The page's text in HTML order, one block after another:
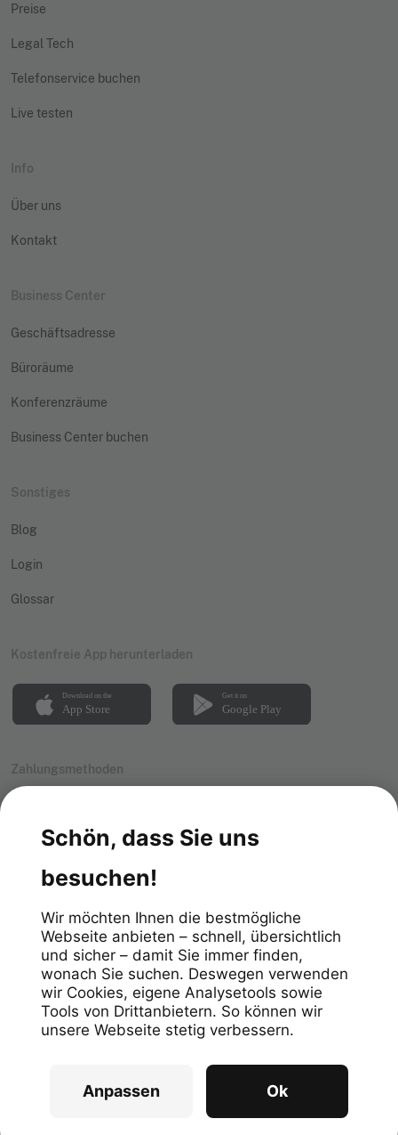
Preise
Legal Tech
Telefonservice buchen
Live testen
Info
Über uns
Kontakt
Business Center
Geschäftsadresse
Büroräume
Konferenzräume
Business Center buchen
Sonstiges
Blog
Login
Glossar
Kostenfreie App herunterladen
Zahlungsmethoden
Impressum
Datenschutz
Allgemeine Geschäftsbedingungen
Meldekanal
Datenschutzhinweis Meldekanal